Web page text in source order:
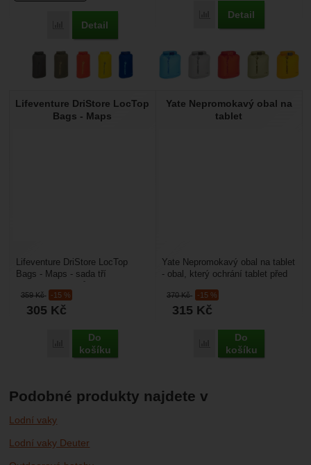
Porovnat
Detail
Porovnat
Detail
Lifeventure DriStore LocTop
Bags - Maps
359Kč -15 %
305 Kč
Porovnat
Do
košíku
Lifeventure DriStore LocTop
Bags - Maps - sada tří
vyrobeny z voděodolného...
Yate Nepromokavý obal na
tablet
370Kč -15 %
315 Kč
Porovnat
Do
košíku
Yate Nepromokavý obal na tablet
- obal, který ochrání tablet před
úplně...
Podobné produkty najdete v
Lodní vaky
Lodní vaky Deuter